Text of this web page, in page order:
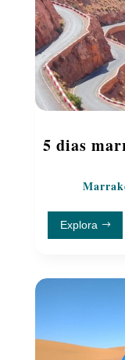
5 dias
Explora